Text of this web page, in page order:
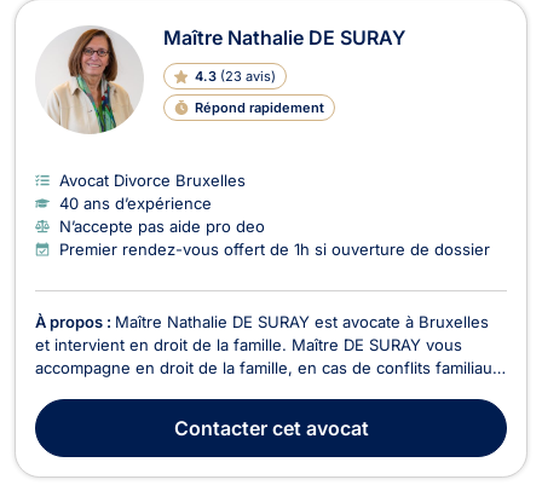
Maître Nathalie DE SURAY
4.3 (23 avis)
Répond rapidement
Avocat Divorce Bruxelles
40 ans d’expérience
N’accepte pas aide pro deo
Premier rendez-vous offert de 1h si ouverture de dossier
À propos : Maître Nathalie DE SURAY est avocate à Bruxelles
et intervient en droit de la famille. Maître DE SURAY vous
accompagne en droit de la famille, en cas de conflits familiaux
pour des questions de garde d’enfant, en cas de divorce à
l’amiable ou contentieux, en cas...
Contactercet avocat